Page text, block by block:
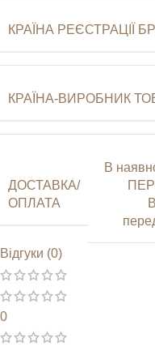
КРАЇНА РЕЄСТРАЦІЇ
КРАЇНА-ВИРОБНИК
ДОСТАВКА/
ОПЛАТА
В
Відгуки (0)
0